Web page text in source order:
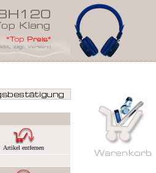
Artikel entfernen